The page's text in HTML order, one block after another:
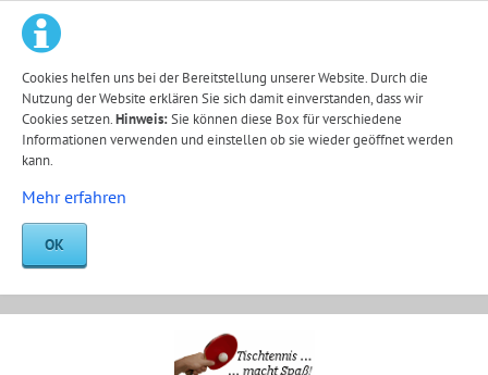
Cookies helfen uns bei der Bereitstellung unserer Website. Durch die
Nutzung der Website erklären Sie sich damit einverstanden, dass wir
Cookies setzen.Hinweis:Sie können diese Box für verschiedene
Informationen verwenden und einstellen ob sie wieder geöffnet werden
kann.
Mehr erfahren
OK